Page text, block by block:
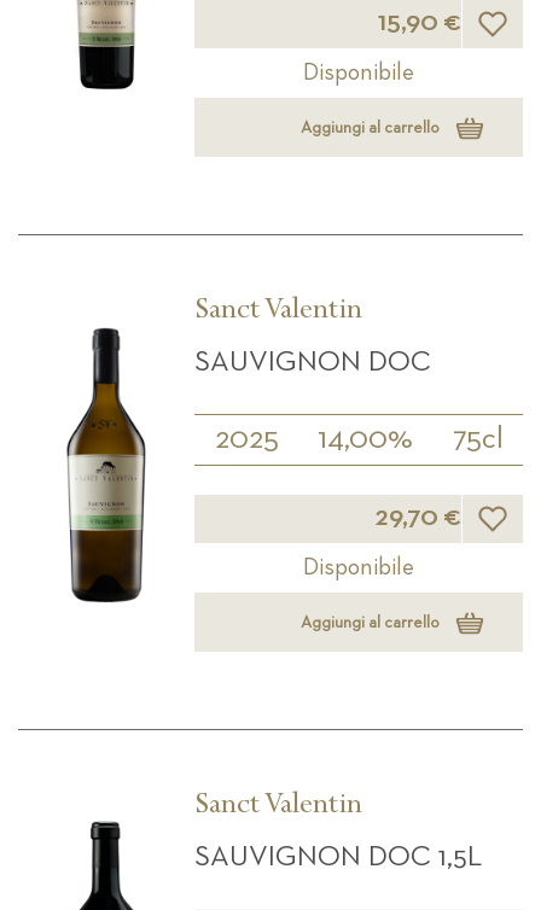
15,90 € Lista
Disponibile
Aggiungi al carrello
Sanct Valentin
SAUVIGNON DOC
2025 14,00% 75cl
29,70 € Lista
Disponibile
Aggiungi al carrello
Sanct Valentin
SAUVIGNON DOC 1,5L